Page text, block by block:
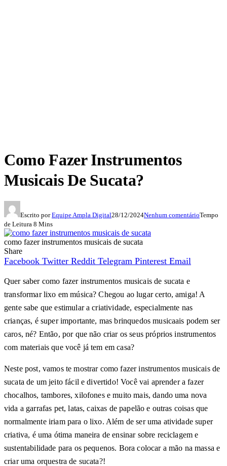
Como Fazer Instrumentos
Musicais De Sucata?
Escrito por Equipe Ampla Digital28/12/2024Nenhum comentárioTempo
de Leitura 8 Mins
como fazer instrumentos musicais de sucata
Share
Facebook Twitter Reddit Telegram Pinterest Email
Quer saber como fazer instrumentos musicais de sucata e
transformar lixo em música? Chegou ao lugar certo, amiga! A
gente sabe que estimular a criatividade, especialmente nas
crianças, é super importante, mas brinquedos musicaais podem ser
caros, né? Então, por que não criar os seus próprios instrumentos
com materiais que você já tem em casa?
Neste post, vamos te mostrar como fazer instrumentos musicais de
sucata de um jeito fácil e divertido! Você vai aprender a fazer
chocalhos, tambores, xilofones e muito mais, dando uma nova
vida a garrafas pet, latas, caixas de papelão e outras coisas que
normalmente iriam para o lixo. Além de ser uma atividade super
criativa, é uma ótima maneira de ensinar sobre reciclagem e
sustentabilidade para os pequenos. Bora colocar a mão na massa e
criar uma orquestra de sucata?!